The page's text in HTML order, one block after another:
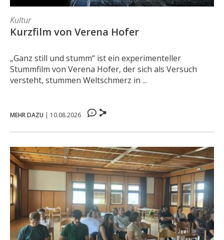
Kultur
Kurzfilm von Verena Hofer
„Ganz still und stumm“ ist ein experimenteller
Stummfilm von Verena Hofer, der sich als Versuch
versteht, stummen Weltschmerz in ...
MEHR DAZU | 10.08.2026 0